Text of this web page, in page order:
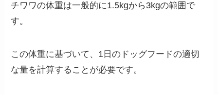
チワワの体重は一般的に1.5kgから3kgの範囲で
す。
この体重に基づいて、1日のドッグフードの適切
な量を計算することが必要です。